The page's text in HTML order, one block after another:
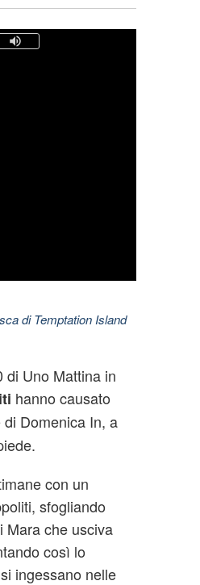
di Temptation Island
di Uno Mattina in
hanno causato
Domenica In, a
con un
sfogliando
Mara che usciva
così lo
ingessano nelle